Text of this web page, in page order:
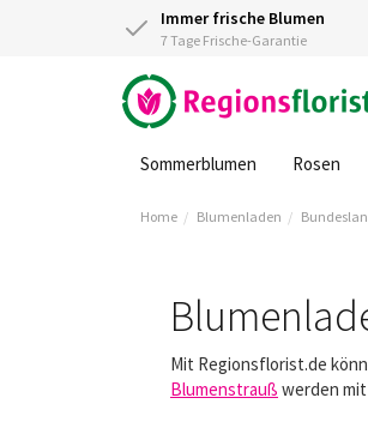
Immer frische Blumen
7 Tage Frische-Garantie
Sommerblumen Rosen
Home Blumenladen
Mit Regionsflorist.de
Blumenstrauß werden